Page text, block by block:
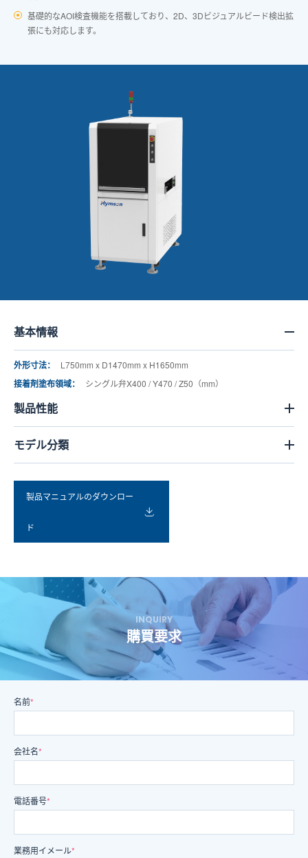
基礎的なAOI検査機能を搭載しており、2D、3Dビジュアルビード検出拡
張にも対応します。
基本情報
外形寸法： L750mm x D1470mm x H1650mm
接着剤塗布領域： シングル弁X400 / Y470 / Z50（mm）
製品性能
モデル分類
製品マニュアルのダウンロー
ド
INQUIRY
購買要求
名前*
会社名*
電話番号*
業務用イメール*